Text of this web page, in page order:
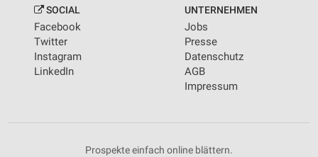
SOCIAL
Facebook
Twitter
Instagram
LinkedIn
UNTERNEHMEN
Jobs
Presse
Datenschutz
AGB
Impressum
Prospekte einfach online blättern.
Geräte anhand von aktiv angeforderten
Nicht-IAB-Verarbeitungszwecke:
Notwendig